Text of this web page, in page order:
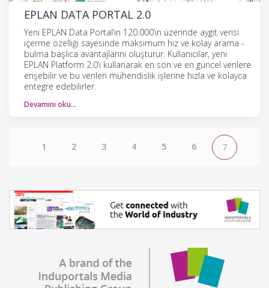
EPLAN DATA PORTAL 2.0
Yeni EPLAN Data Portal’ın 120.000’in üzerinde aygıt verisi
içerme özelliği sayesinde maksimum hız ve kolay arama -
bulma başlıca avantajlarını oluşturur. Kullanıcılar, yeni
EPLAN Platform 2.0’ı kullanarak en son ve en güncel verilere
erişebilir ve bu verileri mühendislik işlerine hızla ve kolayca
entegre edebilirler.
Devamını oku…
1 2 3 4 5 6 7